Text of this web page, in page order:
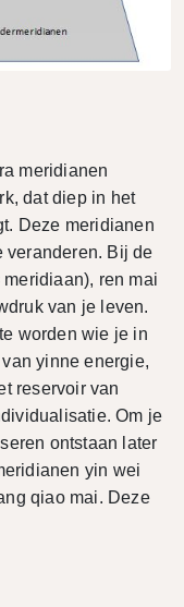
meridianen
dat diep in het
Deze meridianen
veranderen. Bij de
meridiaan), ren mai
van je leven.
worden wie je in
yinne energie,
reservoir van
Om je
ontstaan later
yin wei
qiao mai. Deze